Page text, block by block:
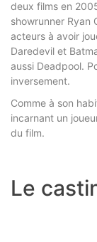
deux films en
showrunner Ryan
acteurs à avoir
Daredevil et
aussi Deadpool.
inversement.
Comme à son
incarnant un
du film.
Le